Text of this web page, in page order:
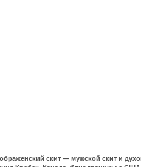
скит — мужской скит и